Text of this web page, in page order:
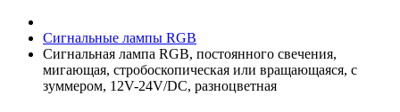
Сигнальные лампы RGB
Сигнальная лампа RGB, постоянного свечения,
мигающая, стробоскопическая или вращающаяся, с
зуммером, 12V-24V/DC, разноцветная